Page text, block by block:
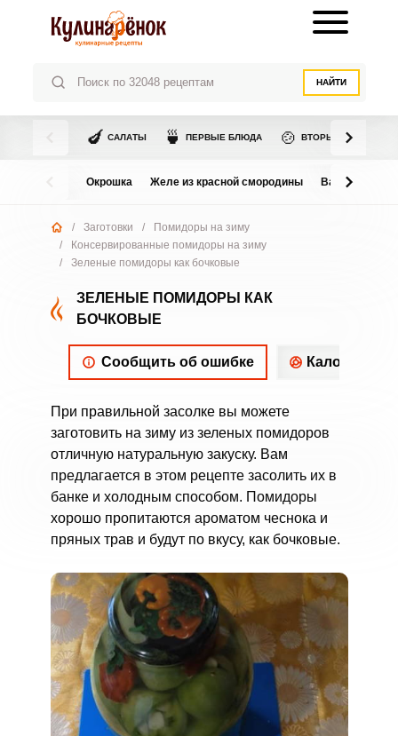
НАЙТИ
🍆 САЛАТЫ 🍵 ПЕРВЫЕ БЛЮДА 🍲 ВТОРЫЕ БЛЮДА
Окрошка Желе из красной смородины Варенье из
/ Заготовки /
Помидоры на зиму
/
Консервированные помидоры на зиму
/
Зеленые помидоры как бочковые
ЗЕЛЕНЫЕ ПОМИДОРЫ КАК
БОЧКОВЫЕ
Сообщить об ошибке
При правильной засолке вы можете
заготовить на зиму из зеленых помидоров
отличную натуральную закуску. Вам
предлагается в этом рецепте засолить их в
банке и холодным способом. Помидоры
хорошо пропитаются ароматом чеснока и
пряных трав и будут по вкусу, как бочковые.